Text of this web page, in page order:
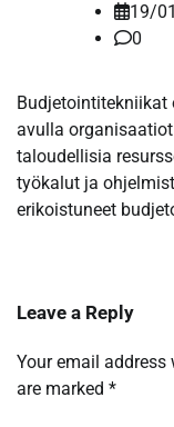
19/
0
Budjetointitekniikat
avulla
taloudellisia
työkalut ja
erikoistuneet
Leave a Reply
Your email
are marked *